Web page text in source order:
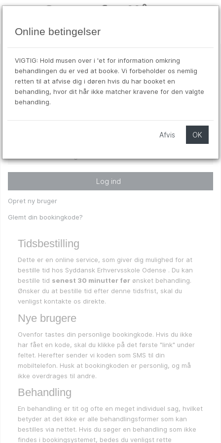
Velkommen til tidsbestilling
Indtast mobiltelefonnr.
Log ind
Opret ny bruger
Glemt din bookingkode?
Tidsbestilling
Dette er en online service, som giver dig mulighed for at
bestille tid hos Syddansk Erhvervsskole Odense . Du kan
bestille tid senest 30 minutter før ønsket behandling.
Ønsker du at bestille tid efter denne tidsfrist, skal du
venligst kontakte os direkte.
Nye brugere
Ovenfor tastes din personlige bookingkode. Hvis du ikke
har fået en kode, skal du klikke på det første "link" under
feltet. Herefter sender vi koden som SMS til din
mobiltelefon. Husk at bookingkoden er personlig, og må
ikke overdrages til andre.
Behandling
En behandling er tit og ofte en meget individuel sag, hvilket
betyder at det ikke er alle behandlingsformer som kan
bestilles via nettet. Hvis du søger en behandling som ikke
findes i bookingsystemet, bedes du venligst rette
Online betingelser
VIGTIG: Hold musen over i 'et for information omkring
behandlingen du er ved at booke. Vi forbeholder os nemlig
retten til at afvise dig i døren hvis du har booket en
behandling, hvor dit hår ikke matcher kravene for den valgte
behandling.
Afvis OK